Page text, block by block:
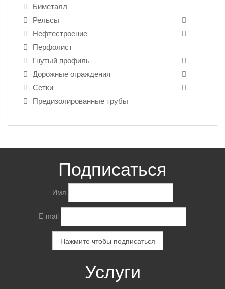
Биметалл
Рельсы
Нефтестроение
Перфолист
Гнутый профиль
Дорожные ограждения
Сетки
Предизолированные трубы
Подписаться
Имя
E-mail
Услуги